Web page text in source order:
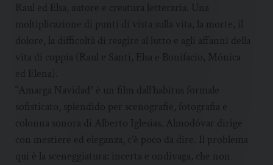
Raul ed Elsa, autore e creatura letteraria. Una
moltiplicazione di punti di vista sulla vita, la morte, il
dolore, la difficoltà di reagire al lutto e agli affanni della
vita di coppia (Raul e Santi, Elsa e Bonifacio, Mónica
ed Elena).
“Amarga Navidad” è un film dall’habitus formale
sofisticato, splendido per scenografie, fotografia e
colonna sonora di Alberto Iglesias. Almodóvar dirige
con mestiere ed eleganza, c’è poco da dire. Il problema
qui è la sceneggiatura: incerta e ondivaga, che non